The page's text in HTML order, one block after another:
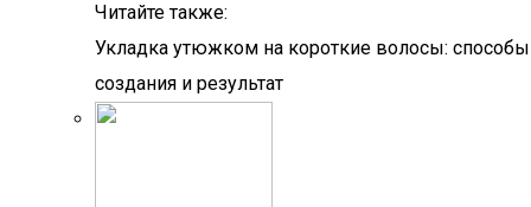
Читайте также:
Укладка утюжком на короткие волосы: способы
создания и результат